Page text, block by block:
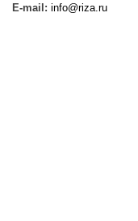
E-mail: info@riza.ru